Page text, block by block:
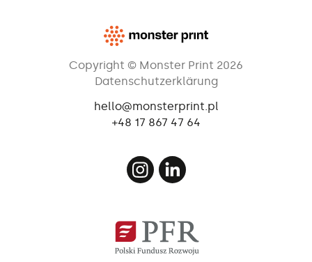
Copyright © Monster Print 2026
Datenschutzerklärung
hello@monsterprint.pl
+48 17 867 47 64